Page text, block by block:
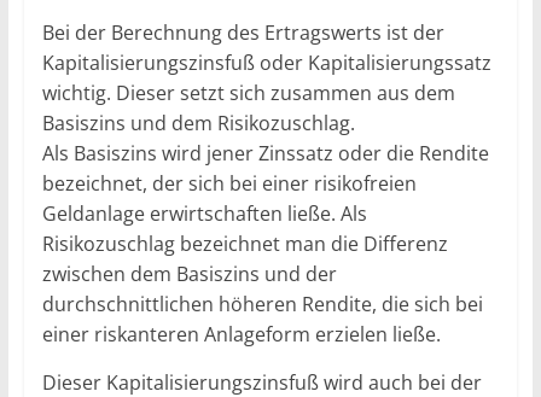
Bei der Berechnung des Ertragswerts ist der
Kapitalisierungszinsfuß oder Kapitalisierungssatz
wichtig. Dieser setzt sich zusammen aus dem
Basiszins und dem Risikozuschlag.
Als Basiszins wird jener Zinssatz oder die Rendite
bezeichnet, der sich bei einer risikofreien
Geldanlage erwirtschaften ließe. Als
Risikozuschlag bezeichnet man die Differenz
zwischen dem Basiszins und der
durchschnittlichen höheren Rendite, die sich bei
einer riskanteren Anlageform erzielen ließe.
Dieser Kapitalisierungszinsfuß wird auch bei der